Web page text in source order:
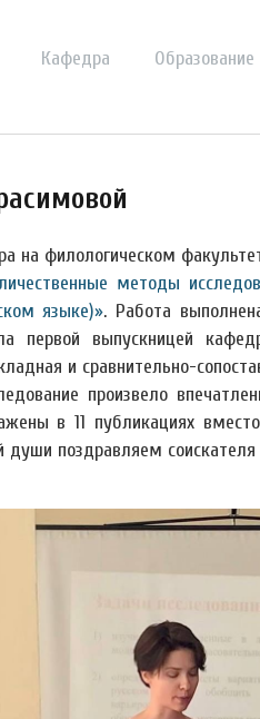
Кафедра Образование
на филологическом
методы
языке)». Работа
первой выпускницей
и сравнительно-
произвело
в 11 публикациях
души поздравляем